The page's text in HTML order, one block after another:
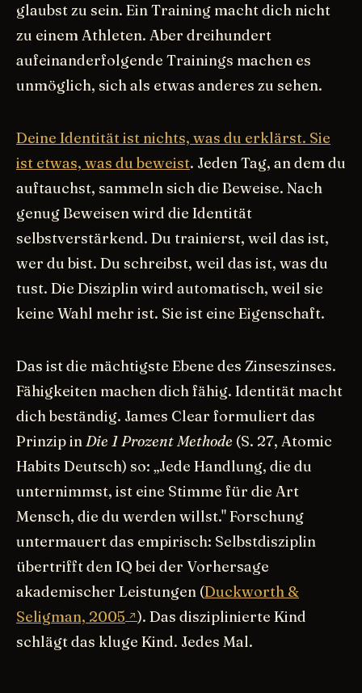
glaubst zu sein. Ein Training macht dich nicht
zu einem Athleten. Aber dreihundert
aufeinanderfolgende Trainings machen es
unmöglich, sich als etwas anderes zu sehen.
Deine Identität ist nichts, was du erklärst. Sie
ist etwas, was du beweist. Jeden Tag, an dem du
auftauchst, sammeln sich die Beweise. Nach
genug Beweisen wird die Identität
selbstverstärkend. Du trainierst, weil das ist,
wer du bist. Du schreibst, weil das ist, was du
tust. Die Disziplin wird automatisch, weil sie
keine Wahl mehr ist. Sie ist eine Eigenschaft.
Das ist die mächtigste Ebene des Zinseszinses.
Fähigkeiten machen dich fähig. Identität macht
dich beständig. James Clear formuliert das
Prinzip inDie 1 Prozent Methode (S. 27, Atomic
Habits Deutsch) so: „Jede Handlung, die du
unternimmst, ist eine Stimme für die Art
Mensch, die du werden willst." Forschung
untermauert das empirisch: Selbstdisziplin
übertrifft den IQ bei der Vorhersage
akademischer Leistungen (Duckworth &
Seligman, 2005
). Das disziplinierte Kind
schlägt das kluge Kind. Jedes Mal.